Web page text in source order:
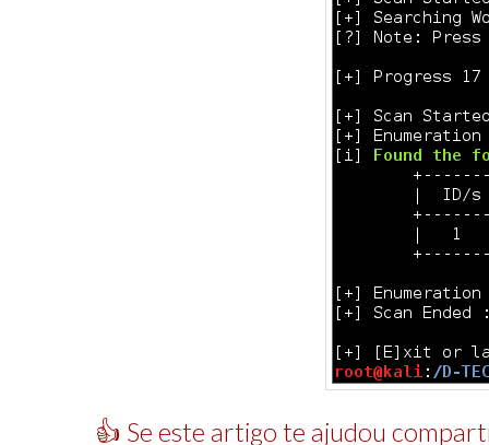
👍 Se este artigo te ajudou